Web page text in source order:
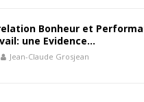
Bonheur et
une Evidence…
Jean-Claude Grosjean